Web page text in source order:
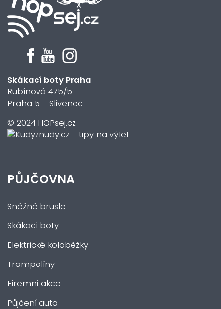
Skákací boty Praha
Rubínová 475/5
Praha 5 - Slivenec
© 2024 HOPsej.cz
PŮJČOVNA
Sněžné brusle
Skákací boty
Elektrické koloběžky
Trampolíny
Firemní akce
Půjčení auta